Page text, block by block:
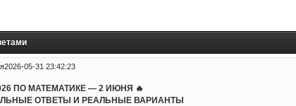
2026-05-31 23:42:23
ПО МАТЕМАТИКЕ — 2 ИЮНЯ 🔥
ОТВЕТЫ И РЕАЛЬНЫЕ ВАРИАНТЫ